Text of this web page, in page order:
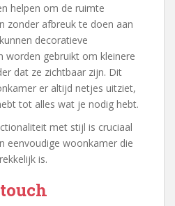
helpen om de ruimte
zonder afbreuk te doen aan
decoratieve
worden gebruikt om kleinere
dat ze zichtbaar zijn. Dit
er altijd netjes uitziet,
tot alles wat je nodig hebt.
met stijl is cruciaal
eenvoudige woonkamer die
is.